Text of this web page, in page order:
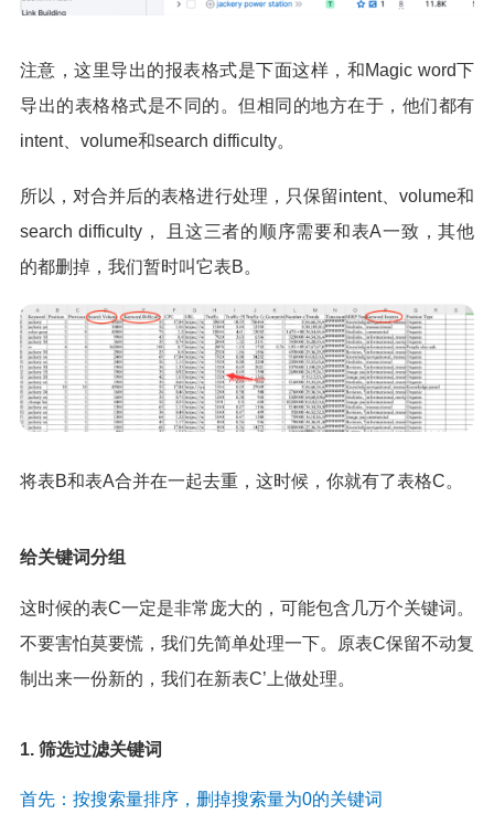
注意，这里导出的报表格式是下面这样，和Magic word下
导出的表格格式是不同的。但相同的地方在于，他们都有
intent、volume和search difficulty。
所以，对合并后的表格进行处理，只保留intent、volume和
search difficulty， 且这三者的顺序需要和表A一致，其他
的都删掉，我们暂时叫它表B。
将表B和表A合并在一起去重，这时候，你就有了表格C。
给关键词分组
这时候的表C一定是非常庞大的，可能包含几万个关键词。
不要害怕莫要慌，我们先简单处理一下。原表C保留不动复
制出来一份新的，我们在新表C’上做处理。
1. 筛选过滤关键词
首先：按搜索量排序，删掉搜索量为0的关键词